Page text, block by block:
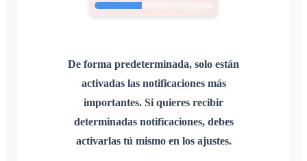
De forma predeterminada, solo están
activadas las notificaciones más
importantes. Si quieres recibir
determinadas notificaciones, debes
activarlas tú mismo en los ajustes.